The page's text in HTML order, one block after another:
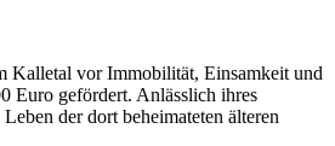
Kalletal vor Immobilität, Einsamkeit und
Euro gefördert. Anlässlich ihres
der dort beheimateten älteren